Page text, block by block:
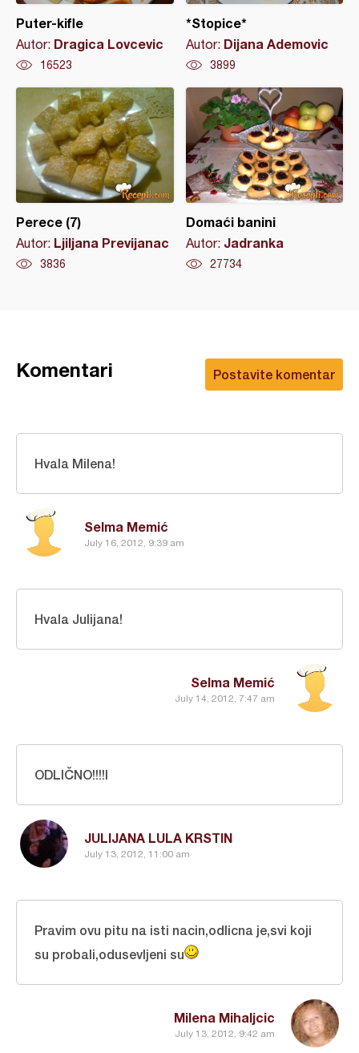
Puter-kifle
Autor: Dragica Lovcevic
16523
*Stopice*
Autor: Dijana Ademovic
3899
Perece (7)
Autor: Ljiljana Previjanac
3836
Domaći banini
Autor: Jadranka
27734
Postavite komentar
Komentari
Selma Memić
July 16, 2012, 9:39 am
Hvala Milena!
Selma Memić
July 14, 2012, 7:47 am
Hvala Julijana!
JULIJANA LULA KRSTIN
July 13, 2012, 11:00 am
ODLIČNO!!!!I
Milena Mihaljcic
July 13, 2012, 9:42 am
Pravim ovu pitu na isti nacin,odlicna je,svi koji
su probali,odusevljeni su